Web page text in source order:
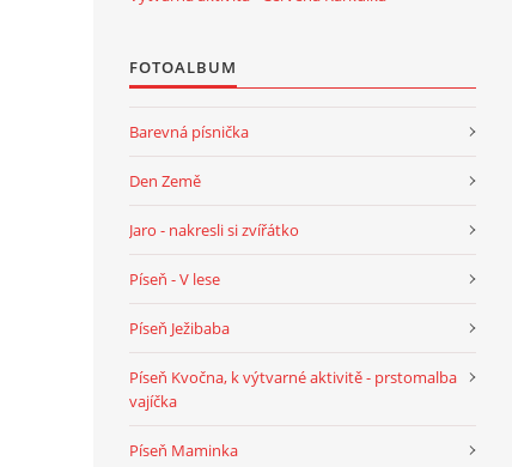
FOTOALBUM
Barevná písnička
Den Země
Jaro - nakresli si zvířátko
Píseň - V lese
Píseň Ježibaba
Píseň Kvočna, k výtvarné aktivitě - prstomalba
vajíčka
Píseň Maminka